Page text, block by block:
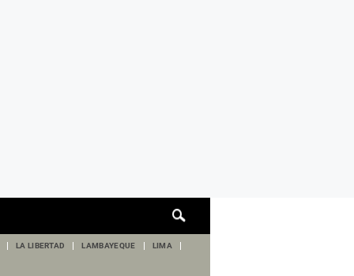
de
LA LIBERTAD LAMBAYEQUE LIMA